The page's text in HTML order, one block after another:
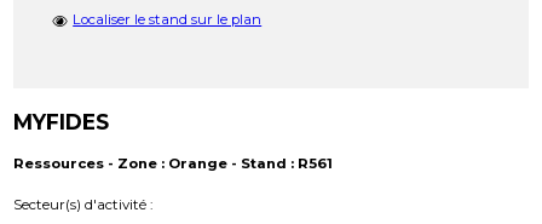
Localiser le stand sur le plan
MYFIDES
Ressources - Zone : Orange - Stand : R561
Secteur(s) d'activité :